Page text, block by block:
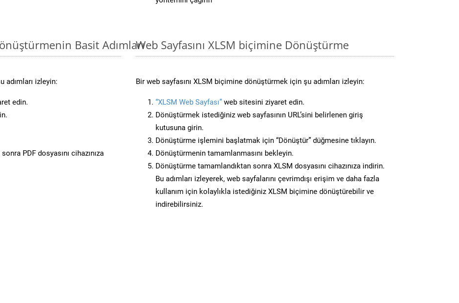
Basit Adımları
adımları izleyin:
edin.
PDF dosyasını cihazınıza
Web Sayfasını XLSM biçimine Dönüştürme
Bir web sayfasını XLSM biçimine dönüştürmek için şu adımları izleyin:
“XLSM Web Sayfası” web sitesini ziyaret edin.
Dönüştürmek istediğiniz web sayfasının URL’sini belirlenen giriş
kutusuna girin.
Dönüştürme işlemini başlatmak için “Dönüştür” düğmesine tıklayın.
Dönüştürmenin tamamlanmasını bekleyin.
Dönüştürme tamamlandıktan sonra XLSM dosyasını cihazınıza indirin.
Bu adımları izleyerek, web sayfalarını çevrimdışı erişim ve daha fazla
kullanım için kolaylıkla istediğiniz XLSM biçimine dönüştürebilir ve
indirebilirsiniz.